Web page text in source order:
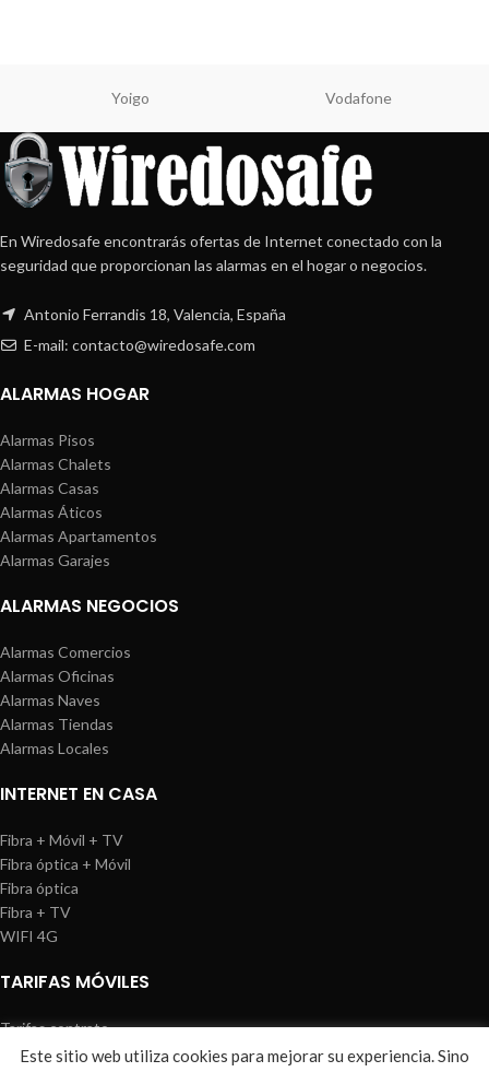
Yoigo Vodafone
En Wiredosafe encontrarás ofertas de Internet conectado con la
seguridad que proporcionan las alarmas en el hogar o negocios.
Antonio Ferrandis 18, Valencia, España
E-mail: contacto@wiredosafe.com
ALARMAS HOGAR
Alarmas Pisos
Alarmas Chalets
Alarmas Casas
Alarmas Áticos
Alarmas Apartamentos
Alarmas Garajes
ALARMAS NEGOCIOS
Alarmas Comercios
Alarmas Oficinas
Alarmas Naves
Alarmas Tiendas
Alarmas Locales
INTERNET EN CASA
Fibra + Móvil + TV
Fibra óptica + Móvil
Fibra óptica
Fibra + TV
WIFI 4G
TARIFAS MÓVILES
Tarifas contrato
Tarifas prepago
Este sitio web utiliza cookies para mejorar su experiencia. Sino